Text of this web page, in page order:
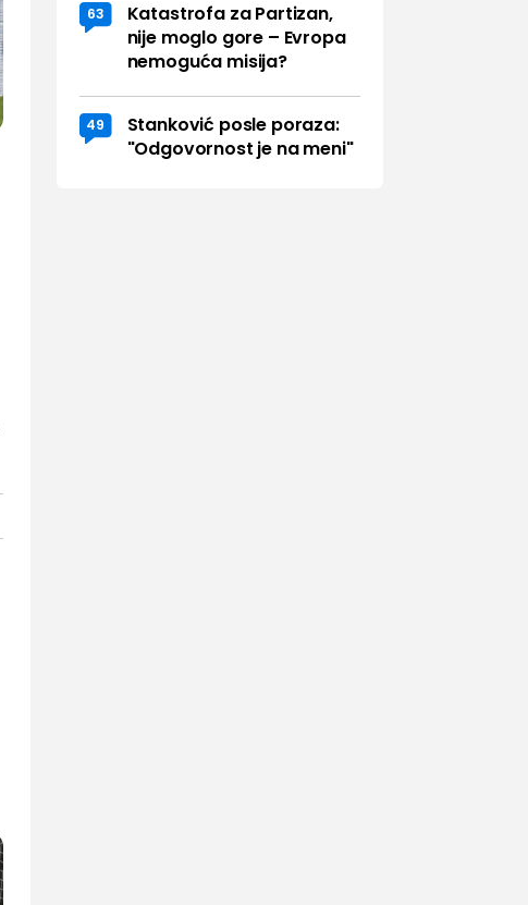
63
Katastrofa za Partizan,
nije moglo gore – Evropa
nemoguća misija?
49
Stanković posle poraza:
"Odgovornost je na meni"